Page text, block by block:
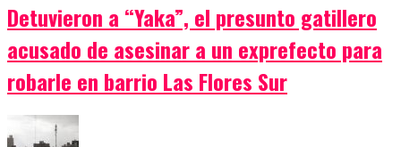
Detuvieron a “Yaka”, el presunto gatillero
acusado de asesinar a un exprefecto para
robarle en barrio Las Flores Sur